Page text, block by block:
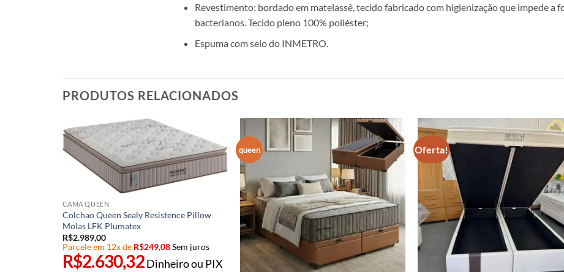
Revestimento: bordado em matelassê, tecido fabricado com higienização que impede a
bacterianos. Tecido pleno 100% poliéster;
Espuma com selo do INMETRO.
PRODUTOS RELACIONADOS
CAMA QUEEN
Colchao Queen Sealy Resistence Pillow
Molas LFK Plumatex
R$2.989,00
Parcele em 12x de R$249,08Sem juros
R$2.630,32Dinheiro ou PIX
queen Oferta!